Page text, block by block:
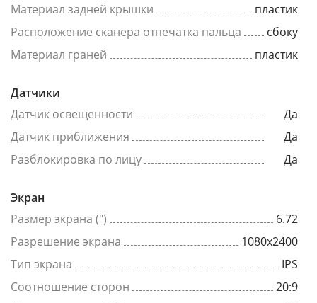
Материал задней крышки
пластик
Расположение сканера отпечатка пальца
сбоку
Материал граней
пластик
Датчики
Датчик освещенности
Да
Датчик приближения
Да
Разблокировка по лицу
Да
Экран
Размер экрана (")
6.72
Разрешение экрана
1080x2400
Тип экрана
IPS
Соотношение сторон
20:9